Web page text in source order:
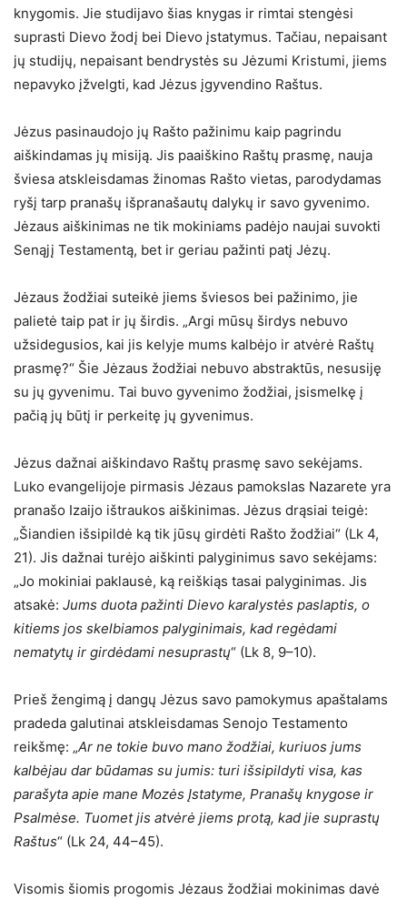
knygomis. Jie studijavo šias knygas ir rimtai stengėsi
suprasti Dievo žodį bei Dievo įstatymus. Tačiau, nepaisant
jų studijų, nepaisant bendrystės su Jėzumi Kristumi, jiems
nepavyko įžvelgti, kad Jėzus įgyvendino Raštus.
Jėzus pasinaudojo jų Rašto pažinimu kaip pagrindu
aiškindamas jų misiją. Jis paaiškino Raštų prasmę, nauja
šviesa atskleisdamas žinomas Rašto vietas, parodydamas
ryšį tarp pranašų išpranašautų dalykų ir savo gyvenimo.
Jėzaus aiškinimas ne tik mokiniams padėjo naujai suvokti
Senąjį Testamentą, bet ir geriau pažinti patį Jėzų.
Jėzaus žodžiai suteikė jiems šviesos bei pažinimo, jie
palietė taip pat ir jų širdis. „Argi mūsų širdys nebuvo
užsidegusios, kai jis kelyje mums kalbėjo ir atvėrė Raštų
prasmę?“ Šie Jėzaus žodžiai nebuvo abstraktūs, nesusiję
su jų gyvenimu. Tai buvo gyvenimo žodžiai, įsismelkę į
pačią jų būtį ir perkeitę jų gyvenimus.
Jėzus dažnai aiškindavo Raštų prasmę savo sekėjams.
Luko evangelijoje pirmasis Jėzaus pamokslas Nazarete yra
pranašo Izaijo ištraukos aiškinimas. Jėzus drąsiai teigė:
„Šiandien išsipildė ką tik jūsų girdėti Rašto žodžiai“ (Lk 4,
21). Jis dažnai turėjo aiškinti palyginimus savo sekėjams:
„Jo mokiniai paklausė, ką reiškiąs tasai palyginimas. Jis
atsakė: Jums duota pažinti Dievo karalystės paslaptis, o
kitiems jos skelbiamos palyginimais, kad regėdami
nematytų ir girdėdami nesuprastų“ (Lk 8, 9–10).
Prieš žengimą į dangų Jėzus savo pamokymus apaštalams
pradeda galutinai atskleisdamas Senojo Testamento
reikšmę: „Ar ne tokie buvo mano žodžiai, kuriuos jums
kalbėjau dar būdamas su jumis: turi išsipildyti visa, kas
parašyta apie mane Mozės Įstatyme, Pranašų knygose ir
Psalmėse. Tuomet jis atvėrė jiems protą, kad jie suprastų
Raštus“ (Lk 24, 44–45).
Visomis šiomis progomis Jėzaus žodžiai mokinimas davė